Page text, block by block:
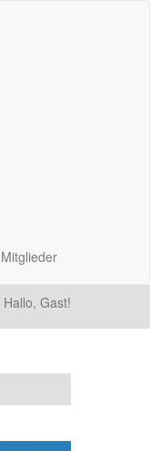
Mitglieder
Hallo, Gast!